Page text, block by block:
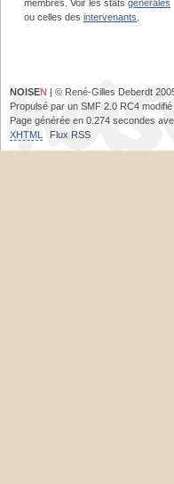
membres. Voir les stats générales
ou celles des intervenants
NOISEN | © René-Gilles Deberdt
Propulsé par un SMF 2.0 RC4
Page générée en 0.274 secondes
XHTML
Flux RSS